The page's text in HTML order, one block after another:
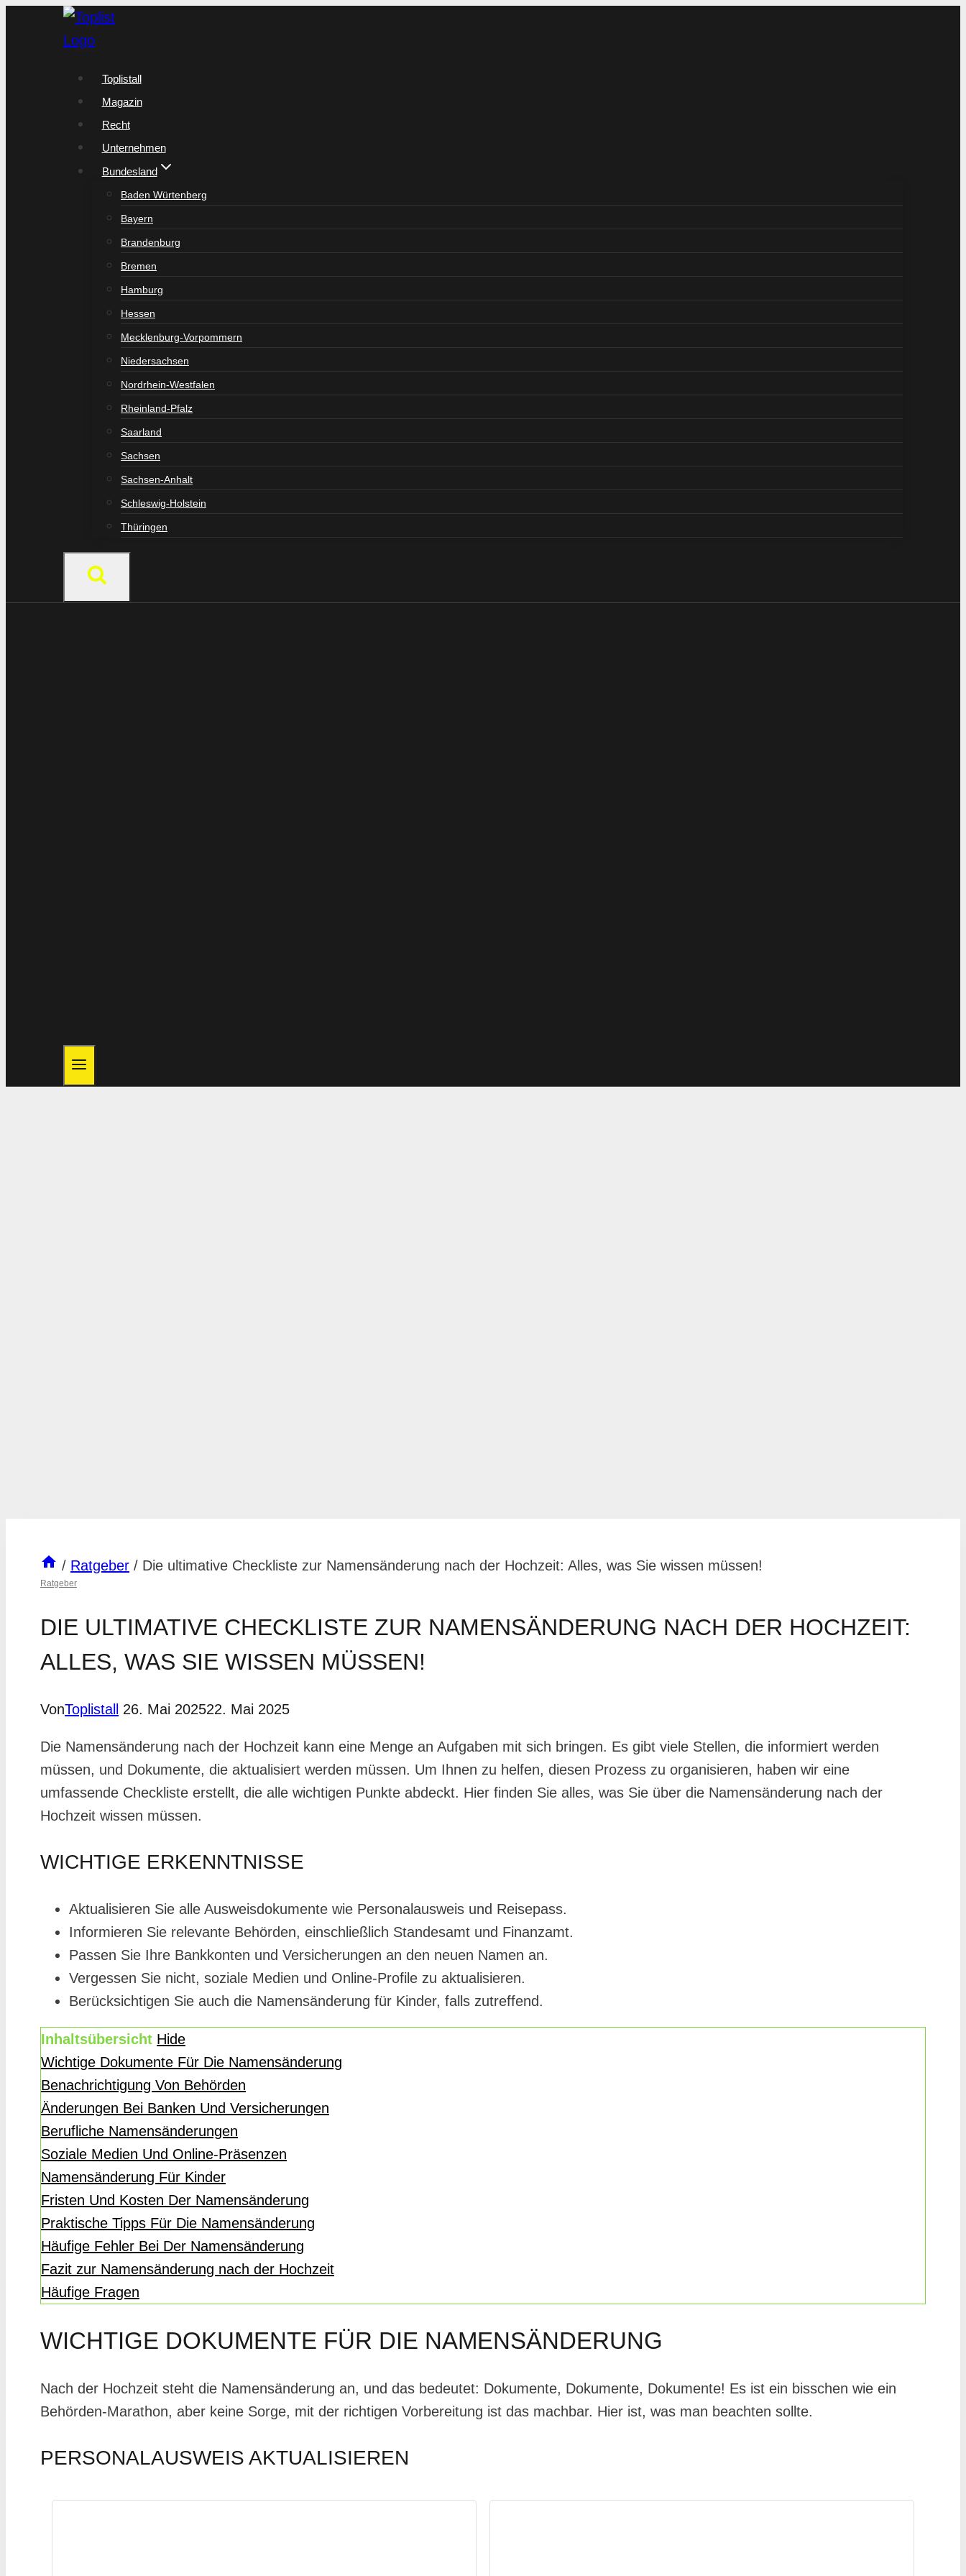
Toplistall
Magazin
Recht
Unternehmen
Bundesland
Baden Würtenberg
Bayern
Brandenburg
Bremen
Hamburg
Hessen
Mecklenburg-Vorpommern
Niedersachsen
Nordrhein-Westfalen
Rheinland-Pfalz
Saarland
Sachsen
Sachsen-Anhalt
Schleswig-Holstein
Thüringen
/ Ratgeber / Die ultimative Checkliste zur Namensänderung nach der Hochzeit: Alles, was Sie wissen müssen!
Ratgeber
DIE ULTIMATIVE CHECKLISTE ZUR NAMENSÄNDERUNG NACH DER HOCHZEIT:
ALLES, WAS SIE WISSEN MÜSSEN!
VonToplistall 26. Mai 202522. Mai 2025
Die Namensänderung nach der Hochzeit kann eine Menge an Aufgaben mit sich bringen. Es gibt viele Stellen, die informiert werden
müssen, und Dokumente, die aktualisiert werden müssen. Um Ihnen zu helfen, diesen Prozess zu organisieren, haben wir eine
umfassende Checkliste erstellt, die alle wichtigen Punkte abdeckt. Hier finden Sie alles, was Sie über die Namensänderung nach der
Hochzeit wissen müssen.
WICHTIGE ERKENNTNISSE
Aktualisieren Sie alle Ausweisdokumente wie Personalausweis und Reisepass.
Informieren Sie relevante Behörden, einschließlich Standesamt und Finanzamt.
Passen Sie Ihre Bankkonten und Versicherungen an den neuen Namen an.
Vergessen Sie nicht, soziale Medien und Online-Profile zu aktualisieren.
Berücksichtigen Sie auch die Namensänderung für Kinder, falls zutreffend.
Inhaltsübersicht Hide
Wichtige Dokumente Für Die Namensänderung
Benachrichtigung Von Behörden
Änderungen Bei Banken Und Versicherungen
Berufliche Namensänderungen
Soziale Medien Und Online-Präsenzen
Namensänderung Für Kinder
Fristen Und Kosten Der Namensänderung
Praktische Tipps Für Die Namensänderung
Häufige Fehler Bei Der Namensänderung
Fazit zur Namensänderung nach der Hochzeit
Häufige Fragen
WICHTIGE DOKUMENTE FÜR DIE NAMENSÄNDERUNG
Nach der Hochzeit steht die Namensänderung an, und das bedeutet: Dokumente, Dokumente, Dokumente! Es ist ein bisschen wie ein
Behörden-Marathon, aber keine Sorge, mit der richtigen Vorbereitung ist das machbar. Hier ist, was man beachten sollte.
PERSONALAUSWEIS AKTUALISIEREN